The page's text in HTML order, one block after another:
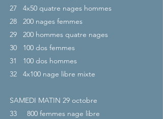
27
4x50 quatre nages hommes
28
200 nages femmes
29
200 hommes quatre nages
30
100 dos femmes
31
100 dos hommes
32
4x100 nage libre mixte
SAMEDI MATIN 29 octobre
33
800 femmes nage libre